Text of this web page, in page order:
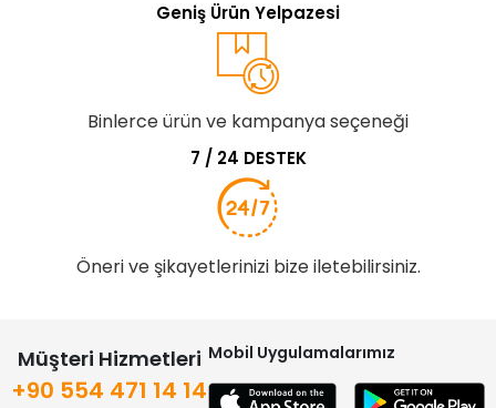
Geniş Ürün Yelpazesi
Binlerce ürün ve kampanya seçeneği
7 / 24 DESTEK
Öneri ve şikayetlerinizi bize iletebilirsiniz.
Müşteri Hizmetleri
+90 554 471 14 14
Mobil Uygulamalarımız